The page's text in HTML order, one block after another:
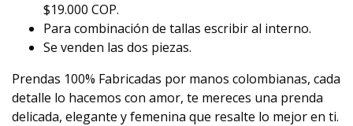
$19.000 COP.
Para combinación de tallas escribir al interno.
Se venden las dos piezas.
Prendas 100% Fabricadas por manos colombianas, cada
detalle lo hacemos con amor, te mereces una prenda
delicada, elegante y femenina que resalte lo mejor en ti.